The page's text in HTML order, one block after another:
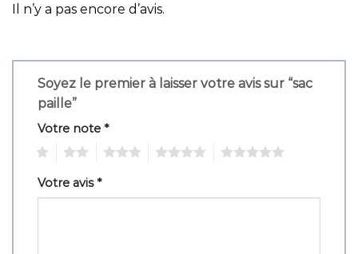
Il n’y a pas encore d’avis.
Soyez le premier à laisser votre avis sur “sac
paille”
Votre note *
Votre avis*